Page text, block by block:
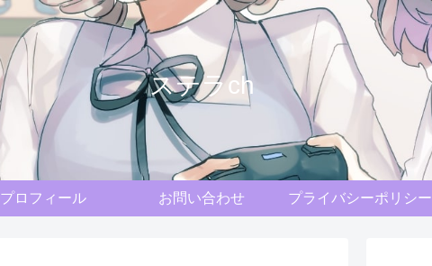
ステラch
プロフィール お問い合わせ プライバシーポリシー